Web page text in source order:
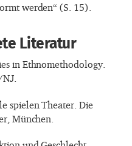
werden“ (S. 15).
Literatur
in Ethnomethodology.
spielen Theater. Die
München.